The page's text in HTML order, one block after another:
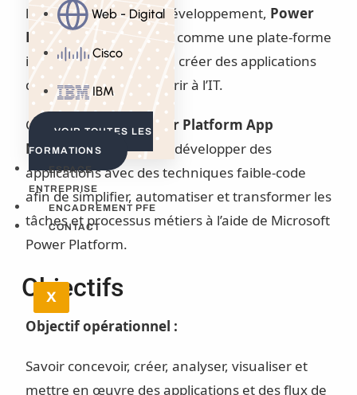
Web - Digital
Cisco
IBM
VOIR TOUTES LES
FORMATIONS
ESPACE
ENTREPRISE
ENCADREMENT PFE
CONTACT
X
limitant les efforts de développement, Power
Platformse positionne comme une plate-forme
intégrée permettant de créer des applications
d’entreprise sans recourir à l’IT.
Cetteformation Power Platform App
Makervous apprend à développer des
applications avec des techniques faible-code
afin de simplifier, automatiser et transformer les
tâches et processus métiers à l’aide de Microsoft
Power Platform.
Objectifs
Objectif opérationnel :
Savoir concevoir, créer, analyser, visualiser et
mettre en œuvre des applications et des flux de